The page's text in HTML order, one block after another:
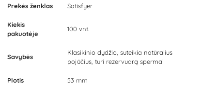
Prekės ženklas Satisfyer
Kiekis
pakuotėje
100 vnt.
Savybės
Klasikinio dydžio, suteikia natūralius
pojūčius, turi rezervuarą spermai
Plotis 53 mm